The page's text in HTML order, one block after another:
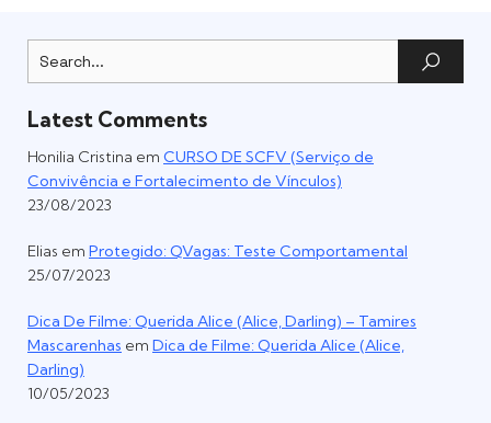
Latest Comments
Honilia Cristina em CURSO DE SCFV (Serviço de
Convivência e Fortalecimento de Vínculos)
23/08/2023
Elias em Protegido: QVagas: Teste Comportamental
25/07/2023
Dica De Filme: Querida Alice (Alice, Darling) – Tamires
Mascarenhas em Dica de Filme: Querida Alice (Alice,
Darling)
10/05/2023